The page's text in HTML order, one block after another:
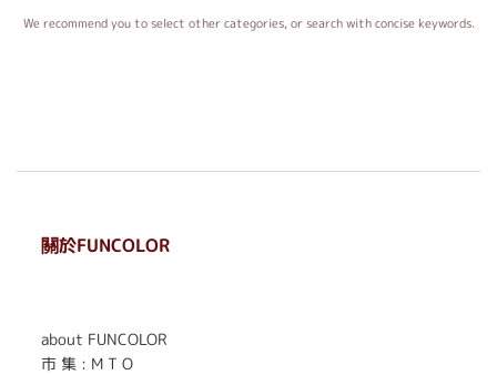
We recommend you to select other categories, or search with concise keywords.
關於FUNCOLOR
about FUNCOLOR
市 集 : M T O